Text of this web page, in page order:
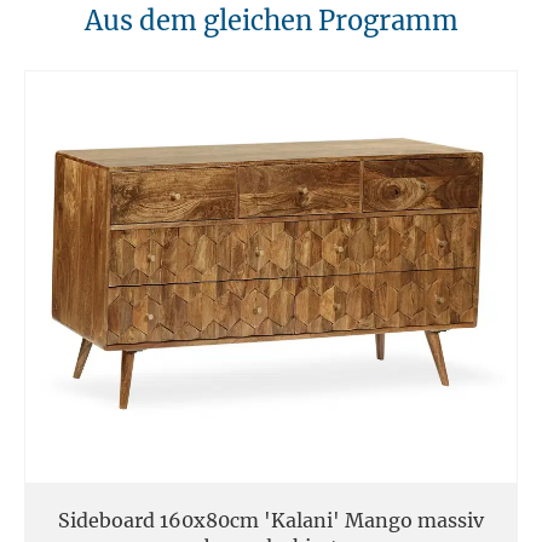
10. Brandschutz
Am Ende der Nutzungsdauer sollten Möbel fachgerecht entsorgt
werden. Massivholz kann über den Sperrmüll oder an speziellen
Sammelstellen abgegeben werden. Die örtlichen
Entsorgungsvorschriften sind zu beachten.
12. Einsatzort
Unsere Massivmöbel sind so konzipiert das Sie für den privaten
Gebrauch in Haushalten geeignet sind. Diese Möbel sind nicht für
kommerziellen Gebrauch geeignet.
Unsere Massivholzmöbel sind nicht für den Außenbereich geeignet.
Aus dem gleichen Programm
Sideboard 160x80cm 'Kalani' Mango massiv